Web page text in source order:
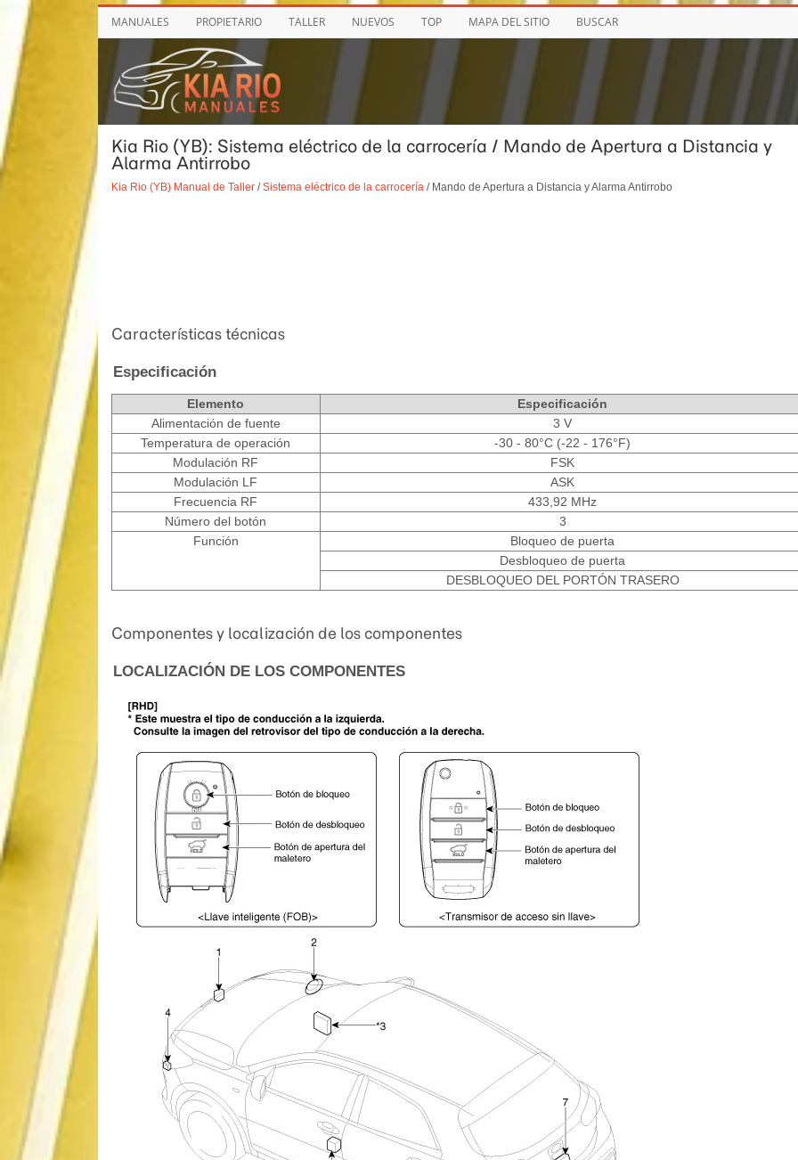
MANUALES PROPIETARIO TALLER NUEVOS TOP MAPA DEL SITIO BUSCAR
Kia Rio (YB): Sistema eléctrico de la carrocería / Mando de Apertura a Distancia y
Alarma Antirrobo
Kia Rio (YB) Manual de Taller/Sistema eléctrico de la carrocería / Mando de Apertura a Distancia y Alarma Antirrobo
Características técnicas
Especificación
Elemento
Especificación
Alimentación de fuente
3 V
Temperatura de operación
-30 - 80°C (-22 - 176°F)
Modulación RF
FSK
Modulación LF
ASK
Frecuencia RF
433,92 MHz
Número del botón
3
Función
Bloqueo de puerta
Desbloqueo de puerta
DESBLOQUEO DEL PORTÓN TRASERO
Componentes y localización de los componentes
LOCALIZACIÓN DE LOS COMPONENTES